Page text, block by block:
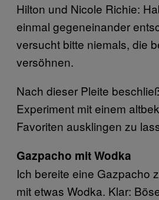
Hilton und Nicole Richie:
einmal gegeneinander
versucht bitte niemals, die
versöhnen.
Nach dieser Pleite
Experiment mit einem
Favoriten ausklingen zu
Gazpacho mit Wodka
Ich bereite eine Gazpacho
mit etwas Wodka. Klar: